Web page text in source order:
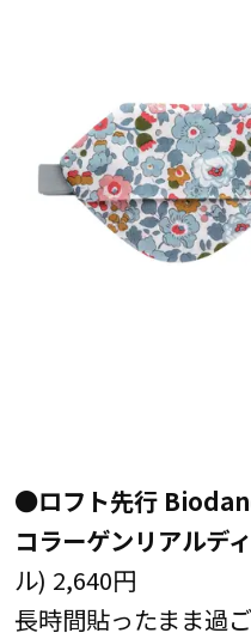
●ロフト先行
コラーゲンリアルデ
ル) 2,640円
長時間貼ったまま過